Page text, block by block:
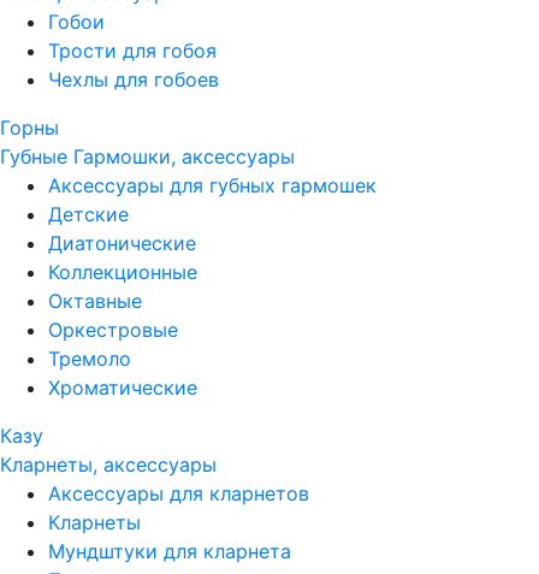
Гобои
Трости для гобоя
Чехлы для гобоев
Горны
Губные Гармошки, аксессуары
Аксессуары для губных гармошек
Детские
Диатонические
Коллекционные
Октавные
Оркестровые
Тремоло
Хроматические
Казу
Кларнеты, аксессуары
Аксессуары для кларнетов
Кларнеты
Мундштуки для кларнета